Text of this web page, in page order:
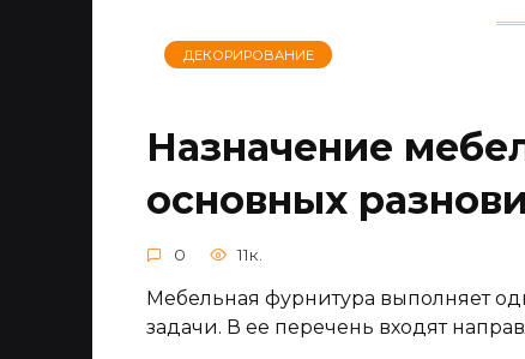
ДЕКОРИРОВАНИЕ
Назначение
основных
0 11к.
Мебельная фурнитура выполняет
задачи. В ее перечень входят